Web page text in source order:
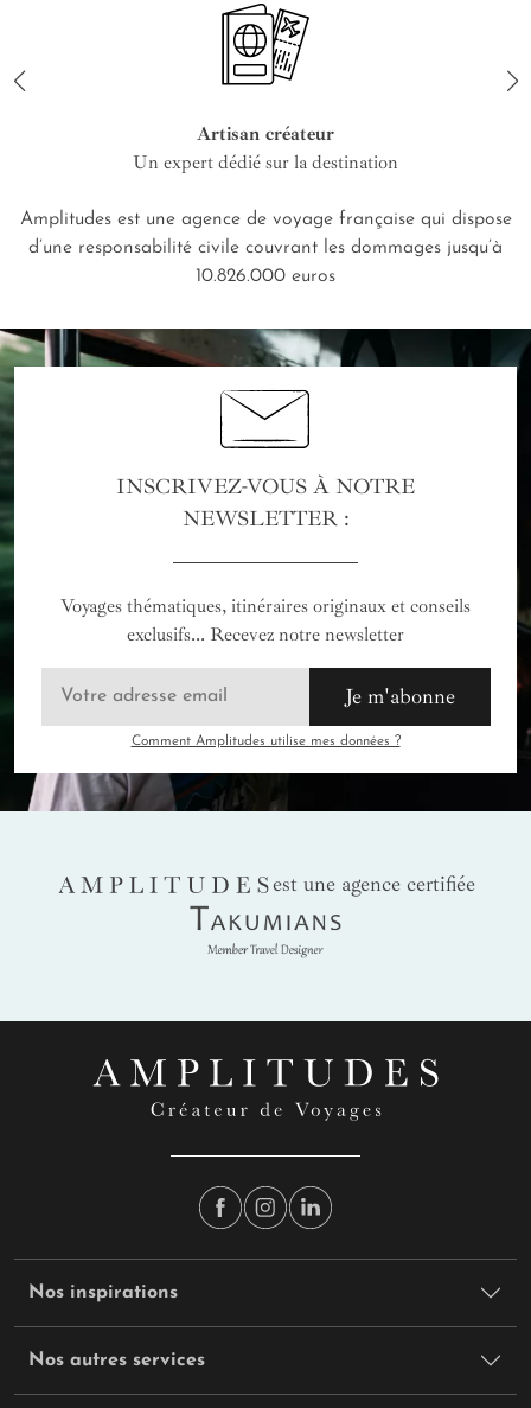
Artisan créateur
Un expert dédié sur la destination
Amplitudes est une agence de voyage française qui dispose
d’une responsabilité civile couvrant les dommages jusqu’à
10.826.000 euros
INSCRIVEZ-VOUS À NOTRE
NEWSLETTER :
Voyages thématiques, itinéraires originaux et conseils
exclusifs... Recevez notre newsletter
Je m'abonne
Comment Amplitudes utilise mes données ?
AMPLITUDES
est une agence certifiée
Takumians
Nos inspirations
Nos autres services